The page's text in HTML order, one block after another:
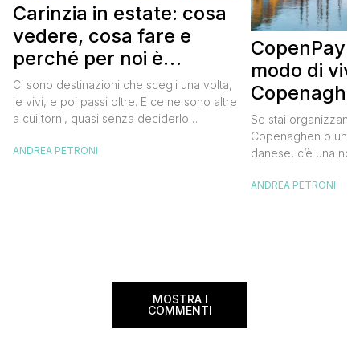
Carinzia in estate: cosa
vedere, cosa fare e
perché per noi è
diventata una
destinazione del cuore
Ci sono destinazioni che scegli una volta,
le vivi, e poi passi oltre. E ce ne sono altre
a cui torni, quasi senza deciderlo
richiamarti indietro più che il contrario. Per
ANDREA PETRONI
CopenPay:
modo di
meglio e
meno
Se stai
Copenaghen o un
danese, c’è una
CopenPay ed è
ANDREA PETRONI
MOSTRA I
COMMENTI